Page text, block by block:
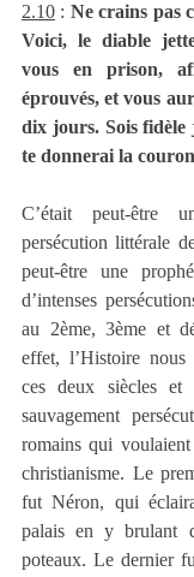
2.10 : Ne crains pas
Voici, le diable
vous en prison,
éprouvés, et vous
dix jours. Sois
te donnerai la
C’était peut-être
persécution littérale
peut-être une
d’intenses
au 2ème, 3ème et
effet, l’Histoire nous
ces deux siècles et
sauvagement
romains qui
christianisme. Le
fut Néron, qui
palais en y brulant
poteaux. Le dernier